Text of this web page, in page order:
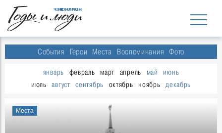
События Герои Места Воспоминания Фото
январь февраль март апрель май
июнь
июль
август сентябрь октябрь ноябрь декабрь
Места